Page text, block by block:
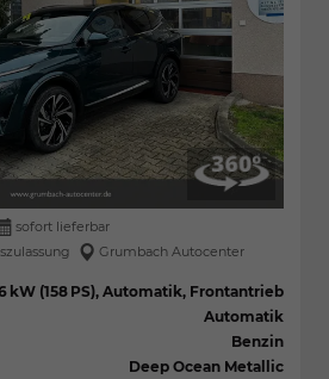
sofort lieferbar
Grumbach Autocenter
kW (158 PS), Automatik, Frontantrieb
Automatik
Benzin
Deep Ocean Metallic